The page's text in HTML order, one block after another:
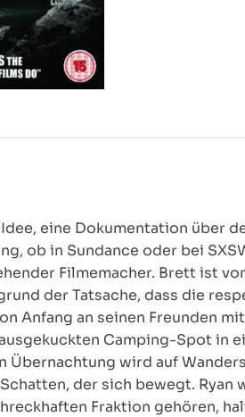
eine Dokumentation über
ob in Sundance oder bei
Filmemacher. Brett ist
der Tatsache, dass die
Anfang an seinen Freunden
Camping-Spot in
Übernachtung wird auf
der sich bewegt.
Fraktion gehören,